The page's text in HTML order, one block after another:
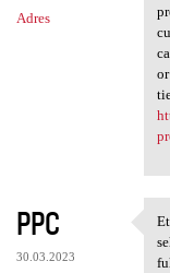
Adres
PPC
30.03.2023